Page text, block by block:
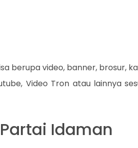
berupa video, banner, brosur,
Video Tron atau lainnya
Idaman